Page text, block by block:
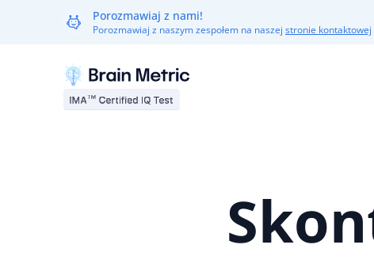
Porozmawiaj z nami!
Porozmawiaj z naszym zespołem na naszej stronie kontaktowej